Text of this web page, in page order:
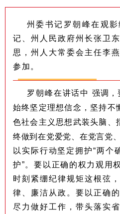
州委书记罗朝峰在观
记、州人民政府州长张卫
思，州人大常委会主任李
参加。
罗朝峰在讲话中 强调，
始终坚定理想信念，坚持不
色社会主义思想武装头脑、
终做到在党爱党、在党言党
以实际行动坚定拥护“两个
护”。要以正确的权力观用
时刻紧绷纪律规矩这根弦
律、廉洁从政。要以正确
尽力做好工作，带头落实